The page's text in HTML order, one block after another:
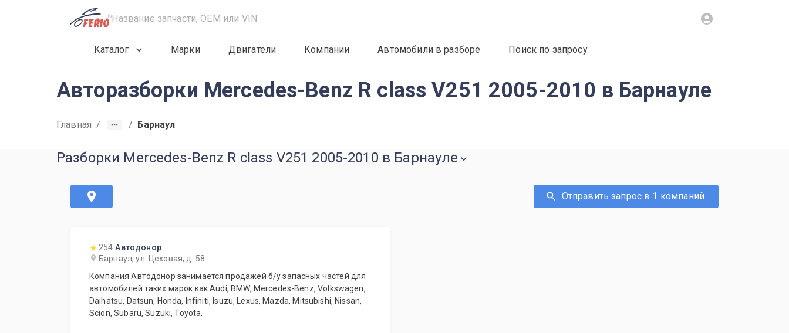
R
Каталог Марки Двигатели Компании Автомобили в разборе Поиск по запросу
Авторазборки Mercedes-Benz R class V251 2005-2010 в Барнауле
Главная / / Барнаул
Разборки Mercedes-Benz R class V251 2005-2010 в Барнауле
Отправить запрос в 1 компаний
254 Автодонор
Барнаул, ул. Цеховая, д. 58
Компания Автодонор занимается продажей б/у запасных частей для
автомобилей таких марок как Audi, BMW, Mercedes-Benz, Volkswagen,
Daihatsu, Datsun, Honda, Infiniti, Isuzu, Lexus, Mazda, Mitsubishi, Nissan,
Scion, Subaru, Suzuki, Toyota.